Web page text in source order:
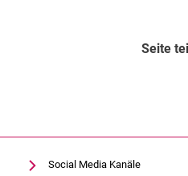
Seite
Social Media Kanäle